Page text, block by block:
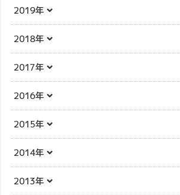
2019年
2018年
2017年
2016年
2015年
2014年
2013年